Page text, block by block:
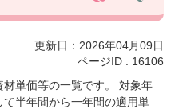
更新日：2026年04月09日
ページID : 16106
材単価等の一覧です。 対象年
半年間から一年間の適用単